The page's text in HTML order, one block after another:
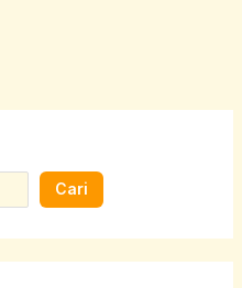
Cari